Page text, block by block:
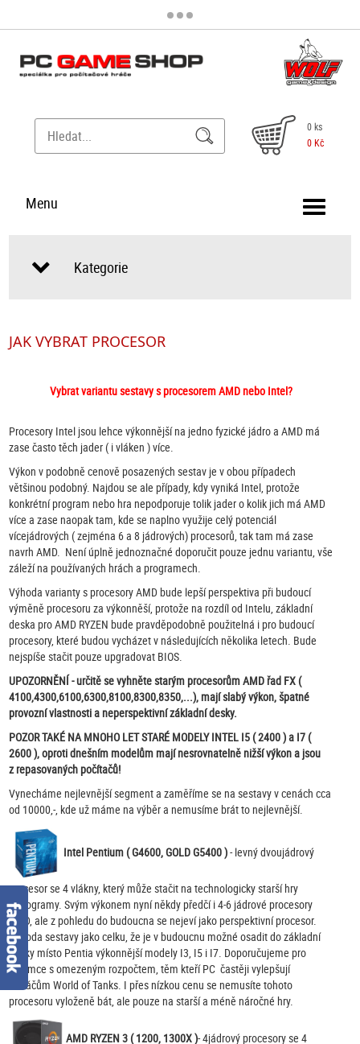
0 ks
0 Kč
Menu
Kategorie
JAK VYBRAT PROCESOR
Vybrat variantu sestavy s procesorem AMD nebo Intel?
Procesory Intel jsou lehce výkonnější na jedno fyzické jádro a AMD má
zase často těch jader ( i vláken ) více.
Výkon v podobně cenově posazených sestav je v obou případech
většinou podobný. Najdou se ale případy, kdy vyniká Intel, protože
konkrétní program nebo hra nepodporuje tolik jader o kolik jich má AMD
více a zase naopak tam, kde se naplno využije celý potenciál
vícejádrových ( zejména 6 a 8 jádrových) procesorů, tak tam má zase
navrh AMD. Není úplně jednoznačné doporučit pouze jednu variantu, vše
záleží na používaných hrách a programech.
Výhoda varianty s procesory AMD bude lepší perspektiva při budoucí
výměně procesoru za výkonněší, protože na rozdíl od Intelu, základní
deska pro AMD RYZEN bude pravděpodobně použitelná i pro budoucí
procesory, které budou vycházet v následujících několika letech. Bude
nejspíše stačit pouze upgradovat BIOS.
UPOZORNĚNÍ - určitě se vyhněte starým procesorům AMD řad FX (
4100,4300,6100,6300,8100,8300,8350,...), mají slabý výkon, špatné
provozní vlastnosti a neperspektivní základní desky.
POZOR TAKÉ NA MNOHO LET STARÉ MODELY INTEL I5 ( 2400 ) a I7 (
2600 ), oproti dnešním modelům mají nesrovnatelně nižší výkon a jsou
z repasovaných počítačů!
Vynecháme nejlevnější segment a zaměříme se na sestavy v cenách cca
od 10000,-, kde už máme na výběr a nemusíme brát to nejlevnější.
Intel Pentium ( G4600, GOLD G5400 )- levný dvoujádrový
procesor se 4 vlákny, který může stačit na technologicky starší hry
a programy. Svým výkonem nyní někdy předčí i 4-6 jádrové procesory
AMD, ale z pohledu do budoucna se nejeví jako perspektivní procesor.
Výhoda sestavy jako celku, že je v budoucnu možné osadit do základní
desky místo Pentia výkonnější modely I3, I5 i I7. Doporučujeme pro
zájemce s omezeným rozpočtem, těm kteří PC častěji vylepšují
a hráčům World of Tanks. I přes nízkou cenu se nemusíte tohoto
procesoru vyloženě bát, ale pouze na starší a méně náročné hry.
AMD RYZEN 3 ( 1200, 1300X )- 4jádrový procesory se 4